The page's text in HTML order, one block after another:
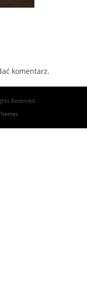
komentarz.
Reserved.